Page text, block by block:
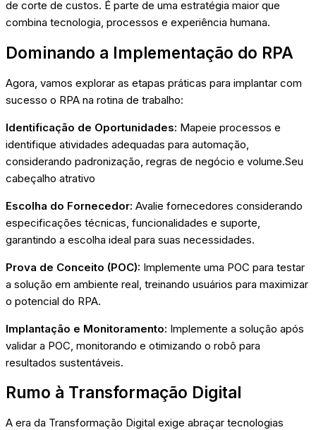
de corte de custos. É parte de uma estratégia maior que
combina tecnologia, processos e experiência humana.
Dominando a Implementação do RPA
Agora, vamos explorar as etapas práticas para implantar com
sucesso o RPA na rotina de trabalho:
Identificação de Oportunidades: Mapeie processos e
identifique atividades adequadas para automação,
considerando padronização, regras de negócio e volume.Seu
cabeçalho atrativo
Escolha do Fornecedor: Avalie fornecedores considerando
especificações técnicas, funcionalidades e suporte,
garantindo a escolha ideal para suas necessidades.
Prova de Conceito (POC): Implemente uma POC para testar
a solução em ambiente real, treinando usuários para maximizar
o potencial do RPA.
Implantação e Monitoramento: Implemente a solução após
validar a POC, monitorando e otimizando o robô para
resultados sustentáveis.
Rumo à Transformação Digital
A era da Transformação Digital exige abraçar tecnologias